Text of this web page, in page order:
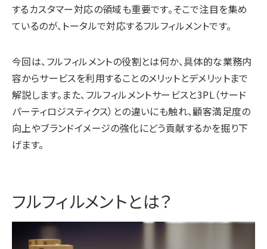
するカスタマー対応の領域も重要です。そこで注目を集め
ているのが、トータルで対応するフルフィルメントです。
今回は、フルフィルメントの役割とは何か、具体的な業務内
容からサービスを利用することのメリットとデメリットまで
解説します。また、フルフィルメントサービスと3PL（サード
パーティロジスティクス）との違いにも触れ、顧客満足度の
向上やブランドイメージの強化にどう貢献するかを掘り下
げます。
フルフィルメントとは？